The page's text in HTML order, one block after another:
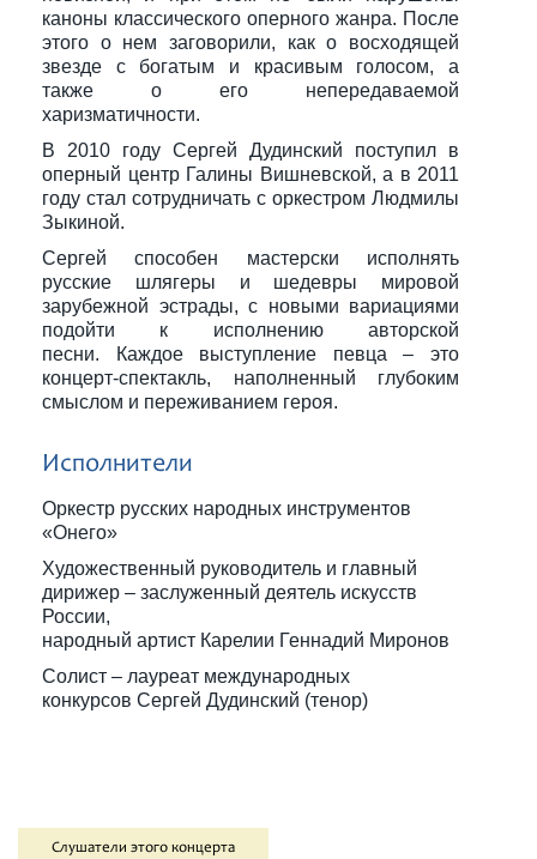
каноны классического оперного жанра. После
этого о нем заговорили, как о восходящей
звезде с богатым и красивым голосом, а
также о его непередаваемой
харизматичности.
В 2010 году Сергей Дудинский поступил в
оперный центр Галины Вишневской, а в 2011
году стал сотрудничать с оркестром Людмилы
Зыкиной.
Сергей способен мастерски исполнять
русские шлягеры и шедевры мировой
зарубежной эстрады, с новыми вариациями
подойти к исполнению авторской
песни. Каждое выступление певца – это
концерт-спектакль, наполненный глубоким
смыслом и переживанием героя.
Исполнители
Оркестр русских народных инструментов
«Онего»
Художественный руководитель и главный
дирижер – заслуженный деятель искусств
России,
народный артист Карелии Геннадий Миронов
Солист – лауреат международных
конкурсов Сергей Дудинский (тенор)
Слушатели этого концерта